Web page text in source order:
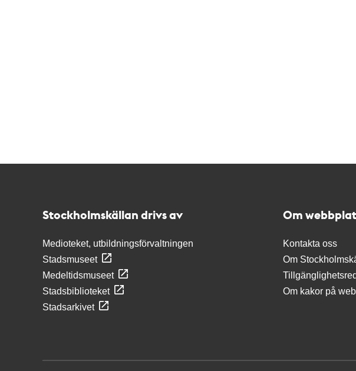
Stockholmskällan drivs av
Medioteket, utbildningsförvaltningen
Stadsmuseet
Medeltidsmuseet
Stadsbiblioteket
Stadsarkivet
Om
Kontakta oss
Om
Om kakor på